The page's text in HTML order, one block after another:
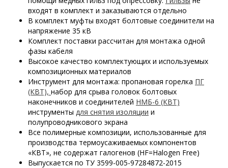
входят в комплект и заказываются отдельно
В комплект муфты входят болтовые соединители на
напряжение 35 кВ
Комплект поставки рассчитан для монтажа одной
фазы кабеля
Высокое качество комплектующих и используемых
композиционных материалов
Инструмент для монтажа: пропановая горелка ПГ
(КВТ), набор для срыва головок болтовых
наконечников и соединителей НМБ-6 (КВТ)
инструменты для снятия изоляции и
полупроводникового экрана
Все полимерные композиции, использованные для
производства термоусаживаемых компонентов
«КВТ», не содержат галогенов (HF=Halogen Free)
Выпускается по ТУ 3599-005-97284872-2015